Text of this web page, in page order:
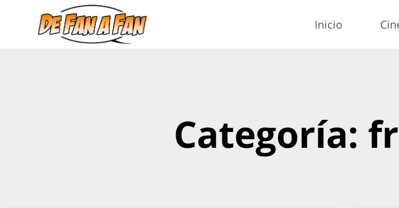
Inicio
Categoría: